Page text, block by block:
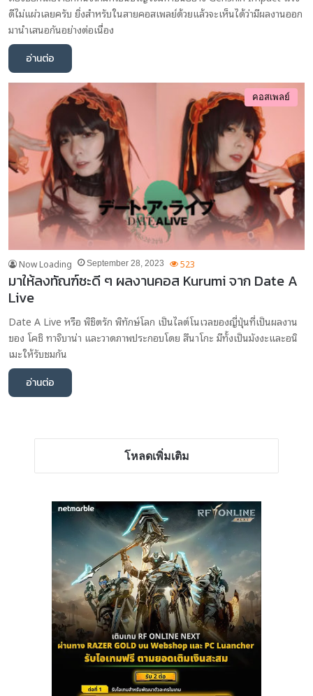
ดีไม่แผ่วเลยครับ ยิ่งสำหรับในสายคอสเพลย์ด้วยแล้วจะเห็นได้ว่ามีผลงานออก
มานำเสนอกันอย่างต่อเนื่อง
อ่านต่อ
คอสเพลย์
Now Loading September 28, 2023 523
มาให้ลงทัณฑ์ซะดี ๆ ผลงานคอส Kurumi จาก Date A
Live
Date A Live หรือ พิชิตรัก พิทักษ์โลก เป็นไลต์โนเวลของญี่ปุ่นที่เป็นผลงาน
ของ โคชิ ทาจิบาน่า และวาดภาพประกอบโดย สึนาโกะ มีทั้งเป็นมังงะและอนิ
เมะให้รับชมกัน
อ่านต่อ
โหลดเพิ่มเติม